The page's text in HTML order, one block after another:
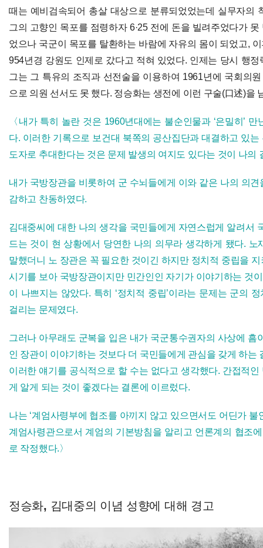
때는 예비검속되어 총살 대상으로 분류되었었는데 실무자의
그의 고향인 목포를 점령하자 6·25 전에 돈을 빌려주었다가
었으나 국군이 목포를 탈환하는 바람에 자유의 몸이 되었고,
954년경 강원도 인제로 갔다고 적혀 있었다. 인제는 당시 행
그는 그 특유의 조직과 선전술을 이용하여 1961년에 국회의
으로 의원 선서도 못 했다. 정승화는 생전에 이런 구술(口述)을
〈내가 특히 놀란 것은 1960년대에는 불순인물과 ‘은밀히’
다. 이러한 기록으로 보건대 북쪽의 공산집단과 대결하고 있
도자로 추대한다는 것은 문제 발생의 여지도 있다는 것이 나의
내가 국방장관을 비롯하여 군 수뇌들에게 이와 같은 나의 의
감하고 찬동하였다.
김대중씨에 대한 나의 생각을 국민들에게 자연스럽게 알려서
드는 것이 현 상황에서 당연한 나의 의무라 생각하게 됐다.
말했더니 노 장관은 꼭 필요한 것이긴 하지만 정치적 중립을
시기를 보아 국방장관이지만 민간인인 자기가 이야기하는 것
이 나쁘지는 않았다. 특히 ‘정치적 중립’이라는 문제는 군의
걸리는 문제였다.
그러나 아무래도 군복을 입은 내가 국군통수권자의 사상에 흠
인 장관이 이야기하는 것보다 더 국민들에게 관심을 갖게 하는
이러한 얘기를 공식적으로 할 수는 없다고 생각했다. 간접적
게 알게 되는 것이 좋겠다는 결론에 이르렀다.
나는 ‘계엄사령부에 협조를 아끼지 않고 있으면서도 어딘가
계엄사령관으로서 계엄의 기본방침을 알리고 언론계의 협조
로 작정했다.〉
정승화, 김대중의 이념 성향에 대해 경고